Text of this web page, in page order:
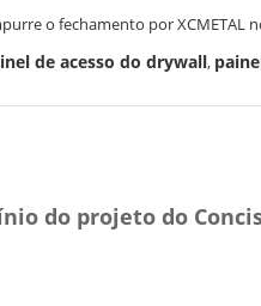
o fechamento por XCMETAL
de acesso do drywall,
do projeto do